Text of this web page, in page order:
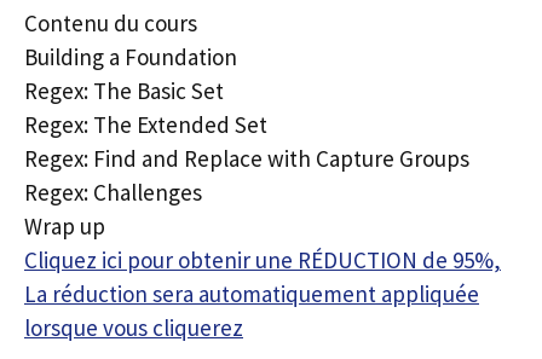
Contenu du cours
Building a Foundation
Regex: The Basic Set
Regex: The Extended Set
Regex: Find and Replace with Capture Groups
Regex: Challenges
Wrap up
Cliquez ici pour obtenir une RÉDUCTION de 95%,
La réduction sera automatiquement appliquée
lorsque vous cliquerez